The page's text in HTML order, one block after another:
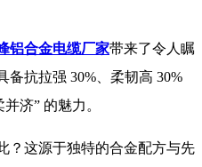
铝合金电缆厂家带来了令人瞩
备抗拉强 30%、柔韧高 30%
济” 的魅力。​
？这源于独特的合金配方与先